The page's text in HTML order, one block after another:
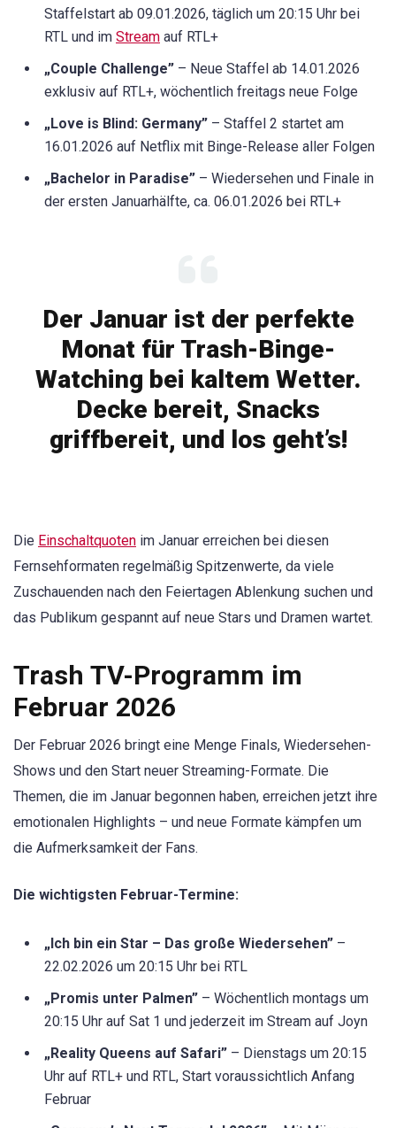
Staffelstart ab 09.01.2026, täglich um 20:15 Uhr bei
RTL und im Stream auf RTL+
„Couple Challenge” – Neue Staffel ab 14.01.2026
exklusiv auf RTL+, wöchentlich freitags neue Folge
„Love is Blind: Germany” – Staffel 2 startet am
16.01.2026 auf Netflix mit Binge-Release aller Folgen
„Bachelor in Paradise” – Wiedersehen und Finale in
der ersten Januarhälfte, ca. 06.01.2026 bei RTL+
Der Januar ist der perfekte
Monat für Trash-Binge-
Watching bei kaltem Wetter.
Decke bereit, Snacks
griffbereit, und los geht’s!
Die Einschaltquoten im Januar erreichen bei diesen
Fernsehformaten regelmäßig Spitzenwerte, da viele
Zuschauenden nach den Feiertagen Ablenkung suchen und
das Publikum gespannt auf neue Stars und Dramen wartet.
Trash TV-Programm im
Februar 2026
Der Februar 2026 bringt eine Menge Finals, Wiedersehen-
Shows und den Start neuer Streaming-Formate. Die
Themen, die im Januar begonnen haben, erreichen jetzt ihre
emotionalen Highlights – und neue Formate kämpfen um
die Aufmerksamkeit der Fans.
Die wichtigsten Februar-Termine:
„Ich bin ein Star – Das große Wiedersehen” –
22.02.2026 um 20:15 Uhr bei RTL
„Promis unter Palmen” – Wöchentlich montags um
20:15 Uhr auf Sat 1 und jederzeit im Stream auf Joyn
„Reality Queens auf Safari” – Dienstags um 20:15
Uhr auf RTL+ und RTL, Start voraussichtlich Anfang
Februar